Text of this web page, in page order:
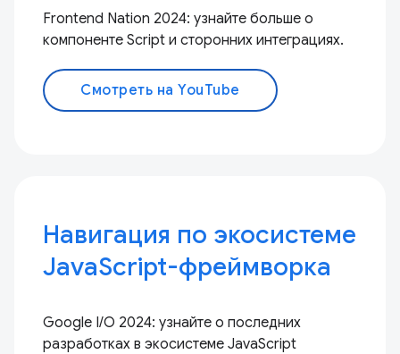
Frontend Nation 2024: узнайте больше о
компоненте Script и сторонних интеграциях.
Смотреть на YouTube
Навигация по экосистеме
JavaScript-фреймворка
Google I/O 2024: узнайте о последних
разработках в экосистеме JavaScript